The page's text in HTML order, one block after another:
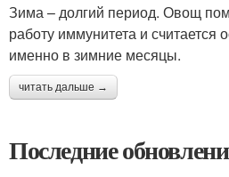
Зима – долгий период. Овощ
работу иммунитета и считается
именно в зимние месяцы.
читать дальше →
Последние